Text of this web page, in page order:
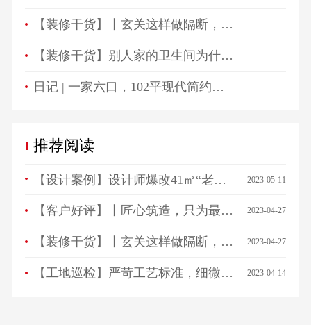
【装修干货】丨玄关这样做隔断，一进门就被惊艳！
【装修干货】别人家的卫生间为什么总是这么好看？
日记 | 一家六口，102平现代简约高颜值生活空间！
推荐阅读
【设计案例】设计师爆改41㎡“老破小”，一房变三房，住祖孙三代五口人不拥挤！ 2023-05-11
【客户好评】丨匠心筑造，只为最美相遇，来看看ta们怎么说… 2023-04-27
【装修干货】丨玄关这样做隔断，一进门就被惊艳！ 2023-04-27
【工地巡检】严苛工艺标准，细微之处见品质！ 2023-04-14